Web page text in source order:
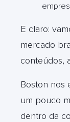
E claro:
mercado
conteúdos,
Boston
um pouco
dentro da